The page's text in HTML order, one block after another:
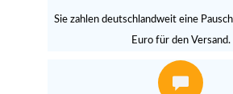
Sie zahlen deutschlandweit eine
Euro für den Versand.